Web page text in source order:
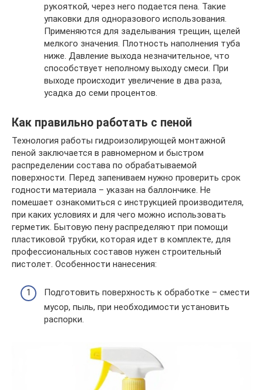
рукояткой, через него подается пена. Такие
упаковки для одноразового использования.
Применяются для заделывания трещин, щелей
мелкого значения. Плотность наполнения туба
ниже. Давление выхода незначительное, что
способствует неполному выходу смеси. При
выходе происходит увеличение в два раза,
усадка до семи процентов.
Как правильно работать с пеной
Технология работы гидроизолирующей монтажной
пеной заключается в равномерном и быстром
распределении состава по обрабатываемой
поверхности. Перед запениваем нужно проверить срок
годности материала – указан на баллончике. Не
помешает ознакомиться с инструкцией производителя,
при каких условиях и для чего можно использовать
герметик. Бытовую пену распределяют при помощи
пластиковой трубки, которая идет в комплекте, для
профессиональных составов нужен строительный
пистолет. Особенности нанесения:
Подготовить поверхность к обработке – смести
мусор, пыль, при необходимости установить
распорки.